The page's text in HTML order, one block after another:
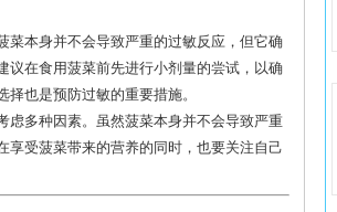
菜本身并不会导致严重的过敏反应，但它确
议在食用菠菜前先进行小剂量的尝试，以确
也是预防过敏的重要措施。
虑多种因素。虽然菠菜本身并不会导致严重
享受菠菜带来的营养的同时，也要关注自己